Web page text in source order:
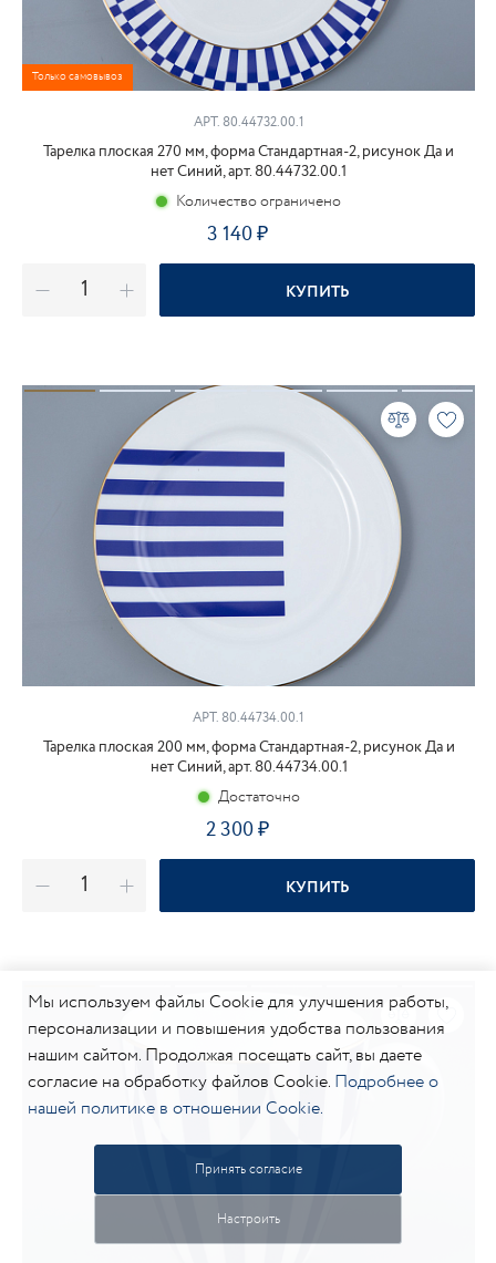
Только самовывоз
АРТ. 80.44732.00.1
Тарелка плоская 270 мм, форма Стандартная-2, рисунок Да и
нет Синий, арт. 80.44732.00.1
Количество ограничено
3 140₽
КУПИТЬ
АРТ. 80.44734.00.1
Тарелка плоская 200 мм, форма Стандартная-2, рисунок Да и
нет Синий, арт. 80.44734.00.1
Достаточно
2 300₽
КУПИТЬ
Мы используем файлы Cookie для улучшения работы,
персонализации и повышения удобства пользования
нашим сайтом. Продолжая посещать сайт, вы даете
согласие на обработку файлов Cookie. Подробнее о
нашей политике в отношении Cookie.
Принять согласие
Настроить